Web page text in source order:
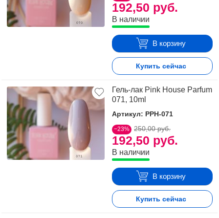
192,50 руб.
В наличии
В корзину
Купить сейчас
Гель-лак Pink House Parfum
071, 10ml
Артикул: PPH-071
−23%
192,50 руб.
250,00 руб.
В наличии
В корзину
Купить сейчас